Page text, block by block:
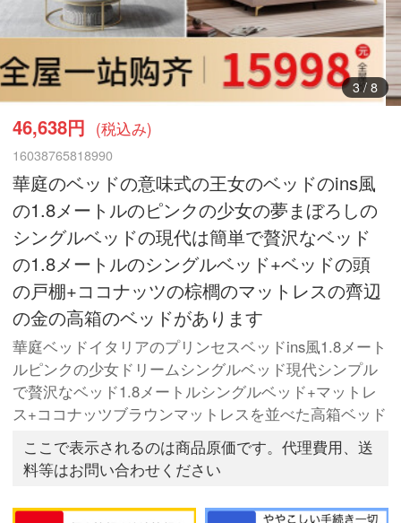
3/ 8
46,638円 (税込み)
16038765818990
華庭のベッドの意味式の王女のベッドのins風
の1.8メートルのピンクの少女の夢まぼろしの
シングルベッドの現代は簡単で贅沢なベッド
の1.8メートルのシングルベッド+ベッドの頭
の戸棚+ココナッツの棕櫚のマットレスの齊辺
の金の高箱のベッドがあります
華庭ベッドイタリアのプリンセスベッドins風1.8メート
ルピンクの少女ドリームシングルベッド現代シンプル
で贅沢なベッド1.8メートルシングルベッド+マットレ
ス+ココナッツブラウンマットレスを並べた高箱ベッド
ここで表示されるのは商品原価です。代理費用、送
料等はお問い合わせください